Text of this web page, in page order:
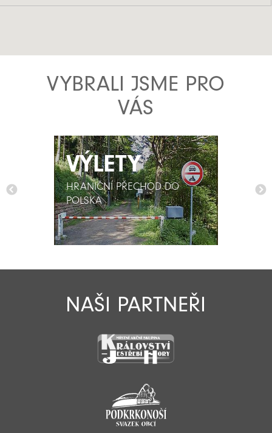
VYBRALI JSME PRO
VÁS
VÝLETY
HRANIČNÍ PŘECHOD DO
POLSKA
VÝLETY
HRANIČNÍ PŘECHOD DO
POLSKA
NAŠI PARTNEŘI